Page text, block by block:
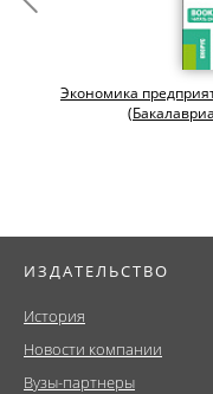
Экономика
ИЗДАТЕЛЬСТВО
История
Новости компании
Вузы-партнеры